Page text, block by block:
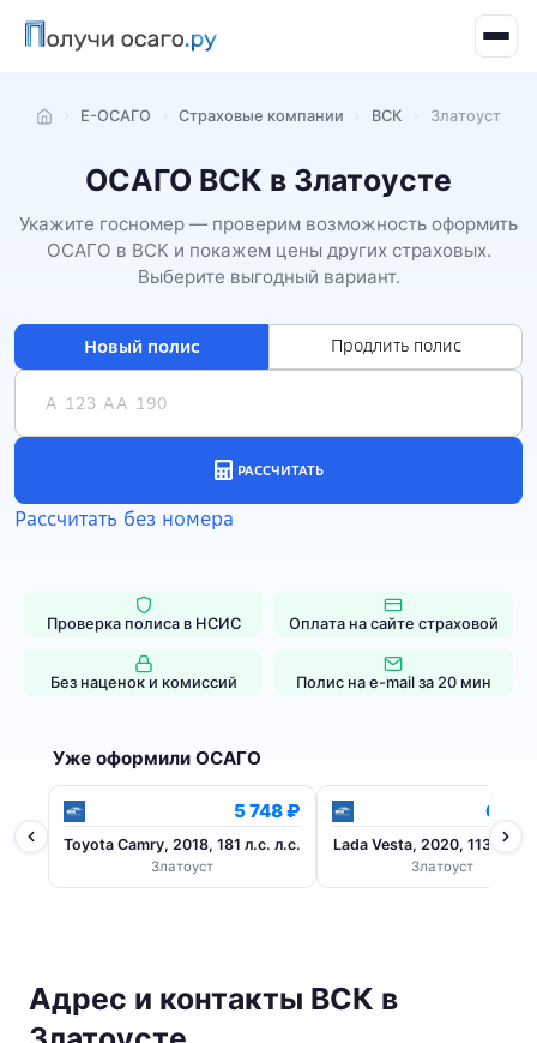
Главная
Е-ОСАГО Страховые компании ВСК Златоуст
ОСАГО ВСК в Златоусте
Укажите госномер — проверим возможность оформить
ОСАГО в ВСК и покажем цены других страховых.
Выберите выгодный вариант.
Проверка полиса в НСИС Оплата на сайте страховой
Без наценок и комиссий Полис на e-mail за 20 мин
Уже оформили ОСАГО
5 748 ₽
Toyota Camry, 2018, 181 л.с. л.с.
Златоуст
6
Lada Vesta, 2020, 113 л.с.
Златоуст
Адрес и контакты ВСК в